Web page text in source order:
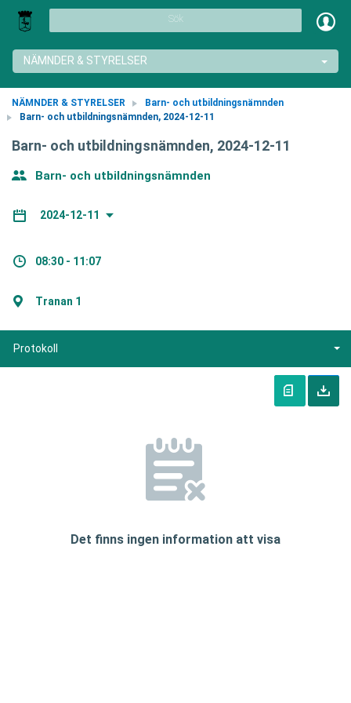
Sök
NÄMNDER & STYRELSER
NÄMNDER & STYRELSER
Barn- och utbildningsnämnden
Barn- och utbildningsnämnden, 2024-12-11
Barn- och utbildningsnämnden, 2024-12-11
Barn- och utbildningsnämnden
2024-12-11
08:30 - 11:07
Tranan 1
Protokoll
Det finns ingen information att visa